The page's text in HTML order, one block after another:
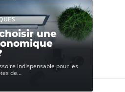
une
indispensable pour les
de…